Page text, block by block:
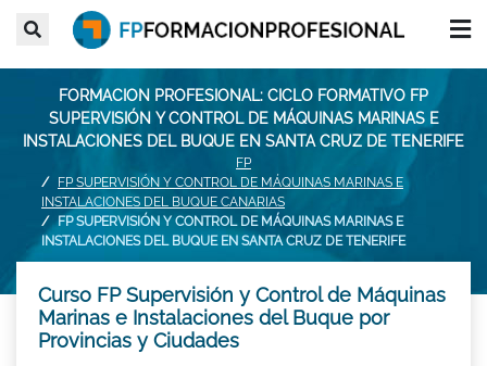
FORMACION PROFESIONAL: CICLO FORMATIVO FP
SUPERVISIÓN Y CONTROL DE MÁQUINAS MARINAS E
INSTALACIONES DEL BUQUE EN SANTA CRUZ DE TENERIFE
FP
FP SUPERVISIÓN Y CONTROL DE MÁQUINAS MARINAS E
INSTALACIONES DEL BUQUE CANARIAS
FP SUPERVISIÓN Y CONTROL DE MÁQUINAS MARINAS E
INSTALACIONES DEL BUQUE EN SANTA CRUZ DE TENERIFE
Curso FP Supervisión y Control de Máquinas
Marinas e Instalaciones del Buque por
Provincias y Ciudades